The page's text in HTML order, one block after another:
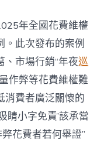
傳
醫
院
健
檢
到
“坑”，
怎
么
維
權？
年全國花費維權
。此次發布的案例
、市場行銷“年夜巡
作弊等花費維權難
消費者廣泛關懷的
睛小字免責’該承當
花費者若何舉證”